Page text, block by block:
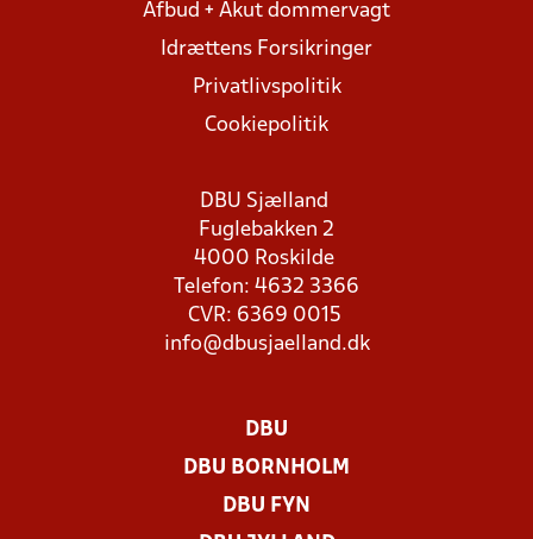
Afbud + Akut dommervagt
Idrættens Forsikringer
Privatlivspolitik
Cookiepolitik
DBU Sjælland
Fuglebakken 2
4000 Roskilde
Telefon: 4632 3366
CVR: 6369 0015
info@dbusjaelland.dk
DBU
DBU BORNHOLM
DBU FYN